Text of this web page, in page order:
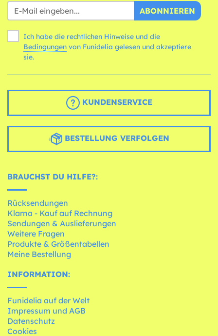
ABONNIEREN
Ich habe die rechtlichen Hinweise und die
Bedingungen
sie.
KUNDENSERVICE
BESTELLUNG VERFOLGEN
BRAUCHST DU HILFE?:
Rücksendungen
Klarna - Kauf auf Rechnung
Sendungen & Auslieferungen
Weitere Fragen
Produkte & Größentabellen
Meine Bestellung
INFORMATION:
Funidelia auf der Welt
Impressum und AGB
Datenschutz
Cookies